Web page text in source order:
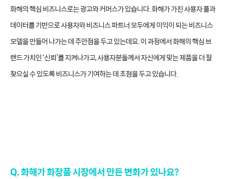
화해의 핵심 비즈니스로는 광고와 커머스가 있습니다. 화해가 가진 사용자 풀과
데이터를 기반으로 사용자와 비즈니스 파트너 모두에게 이익이 되는 비즈니스
모델을 만들어 나가는 데 주안점을 두고 있는데요. 이 과정에서 화해의 핵심 브
랜드 가치인 ‘신뢰’를 지켜나가고, 사용자분들께서 자신에게 맞는 제품을 더 잘
찾으실 수 있도록 비즈니스가 기여하는 데 초점을 두고 있습니다.
Q. 화해가 화장품 시장에서 만든 변화가 있나요?